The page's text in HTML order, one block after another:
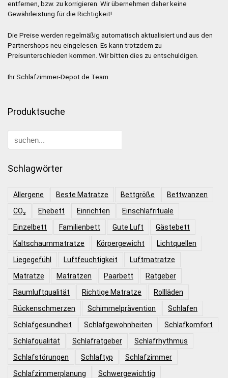
entfernen, bzw. zu korrigieren. Wir übernehmen daher keine
Gewährleistung für die Richtigkeit!
Die Preise werden regelmäßig automatisch aktualisiert und aus den
Partnershops neu eingelesen. Es kann trotzdem zu
Preisunterschieden kommen. Wir bitten dies zu entschuldigen.
Ihr Schlafzimmer-Depot.de Team
Produktsuche
Schlagwörter
Allergene Beste Matratze Bettgröße
Bettwanzen
CO₂
Ehebett Einrichten
Einschlafrituale
Einzelbett
Familienbett Gute Luft
Gästebett
Kaltschaummatratze
Körpergewicht
Lichtquellen
Liegegefühl
Luftfeuchtigkeit
Luftmatratze
Matratze
Matratzen Paarbett
Ratgeber
Raumluftqualität
Richtige Matratze
Rollläden
Rückenschmerzen
Schimmelprävention
Schlafen
Schlafgesundheit
Schlafgewohnheiten
Schlafkomfort
Schlafqualität
Schlafratgeber
Schlafrhythmus
Schlafstörungen
Schlaftyp
Schlafzimmer
Schlafzimmerplanung
Schwergewichtig